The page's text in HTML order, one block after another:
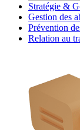
Stratégie &
Gestion des
Prévention
Relation au